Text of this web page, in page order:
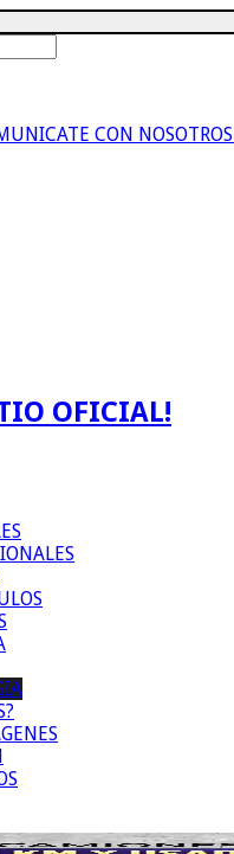
CON NOSOTROS
OFICIAL!